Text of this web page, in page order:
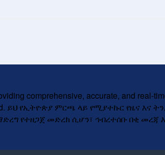
comprehensive, accurate, and real-
ይህ የኢትዮጵያ ምርጫ ላይ የሚያተኩር የዜና
የተዘጋጀ መድረክ ሲሆን፣ ኅብረተሰቡ በቂ